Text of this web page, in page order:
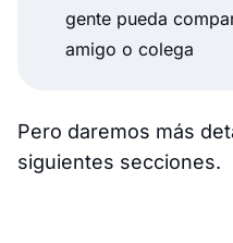
gente pueda
amigo o colega
Pero daremos más
siguientes secciones.